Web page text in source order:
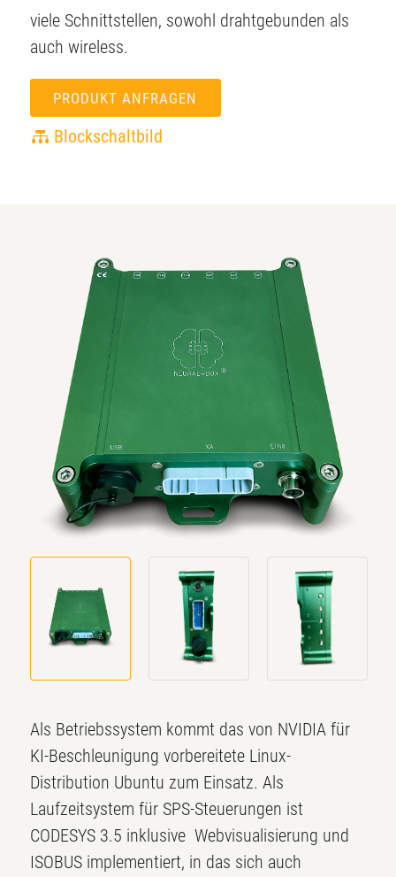
viele Schnittstellen, sowohl drahtgebunden als
auch wireless.
PRODUKT ANFRAGEN
Blockschaltbild
Als Betriebssystem kommt das von NVIDIA für
KI-Beschleunigung vorbereitete Linux-
Distribution Ubuntu zum Einsatz. Als
Laufzeitsystem für SPS-Steuerungen ist
CODESYS 3.5 inklusive Webvisualisierung und
ISOBUS implementiert, in das sich auch